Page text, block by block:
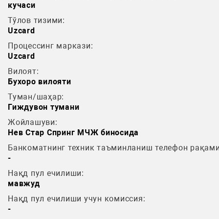
кучаси
Тўлов тизими:
Uzcard
Процессинг маркази:
Uzcard
Вилоят:
Бухоро вилояти
Туман/шаҳар:
Гиждувон тумани
Жойлашуви:
Нев Стар Спринг МЧЖ биносида
Банкоматнинг техник таъминланиш телефон
-
Нақд пул ечилиши:
мавжуд
Нақд пул ечилиши учун комиссия:
-